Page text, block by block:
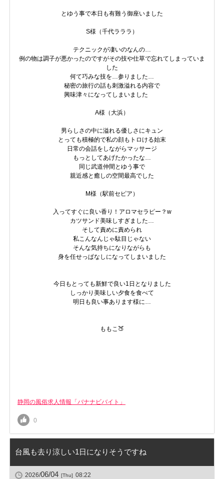
とゆう事で本日も有難う御座いました
S様（千代ラララ）
テクニックが凄いのなんの…
例の物は調子が悪かったのですがその技や仕草で忘れてしまっていま
した
何て巧みな技を…参りました…
秘密の旅行の話も刺激溢れる内容で
興味津々になってしまいました
A様（大浜）
男らしさの中に溢れる優しさにキュン
とっても積極的で私の顔もトロける始末
日常の会話をしながらマッサージ
もっとしてあげたかったな…
同じ武道仲間とゆう事で
親近感と癒しの空間最高でした
М様（駅前セピア）
入ってすぐに良い香り！アロマセラピー？w
カツサンド美味しすぎました…
そして責めに責められ
私こんなんじゃ駄目じゃない
そんな気持ちになりながらも
身を任せっぱなしになってしまいました
今日もとっても新鮮で良い1日となりました
しっかり美味しい夕食を食べて
明日も良い事あります様に…
ももこ🍑
静岡の風俗求人情報「バナナビバイト」
0
台風も去り涼しい1日になりそうですね
2026/06/04 [Thu] 08:22